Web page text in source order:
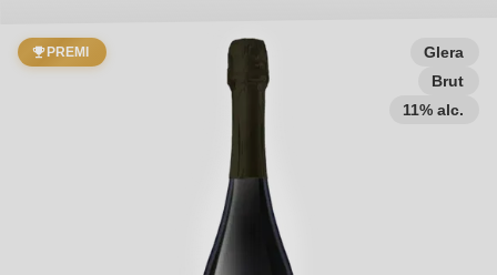
Glera
Brut
11% alc.
PREMI